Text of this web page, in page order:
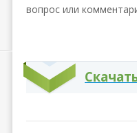
вопрос или